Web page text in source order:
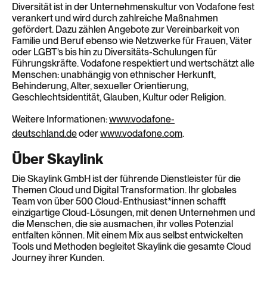
Diversität ist in der Unternehmenskultur von Vodafone fest
verankert und wird durch zahlreiche Maßnahmen
gefördert. Dazu zählen Angebote zur Vereinbarkeit von
Familie und Beruf ebenso wie Netzwerke für Frauen, Väter
oder LGBT’s bis hin zu Diversitäts-Schulungen für
Führungskräfte. Vodafone respektiert und wertschätzt alle
Menschen: unabhängig von ethnischer Herkunft,
Behinderung, Alter, sexueller Orientierung,
Geschlechtsidentität, Glauben, Kultur oder Religion.
Weitere Informationen:www.vodafone-
deutschland.deoderwww.vodafone.com.
Über Skaylink
Die Skaylink GmbH ist der führende Dienstleister für die
Themen Cloud und Digital Transformation. Ihr globales
Team von über 500 Cloud-Enthusiast*innen schafft
einzigartige Cloud-Lösungen, mit denen Unternehmen und
die Menschen, die sie ausmachen, ihr volles Potenzial
entfalten können. Mit einem Mix aus selbst entwickelten
Tools und Methoden begleitet Skaylink die gesamte Cloud
Journey ihrer Kunden.